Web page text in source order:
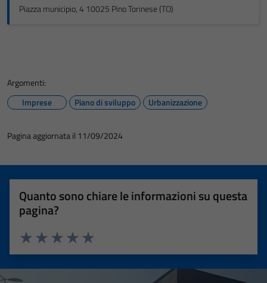
Piazza municipio, 4 10025 Pino Torinese (TO)
Argomenti:
Imprese
Piano di sviluppo Urbanizzazione
Pagina aggiornata il 11/09/2024
Quanto sono chiare le informazioni su questa
pagina?
Valuta 5 stelle su 5
Valuta 4 stelle su 5
Valuta 3 stelle su 5
Valuta 2 stelle su 5
Valuta 1 stelle su 5